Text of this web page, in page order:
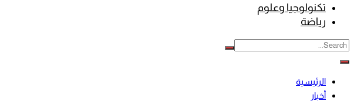
تكنولوجيا وعلوم
رياضة
الرئيسية
أخبار